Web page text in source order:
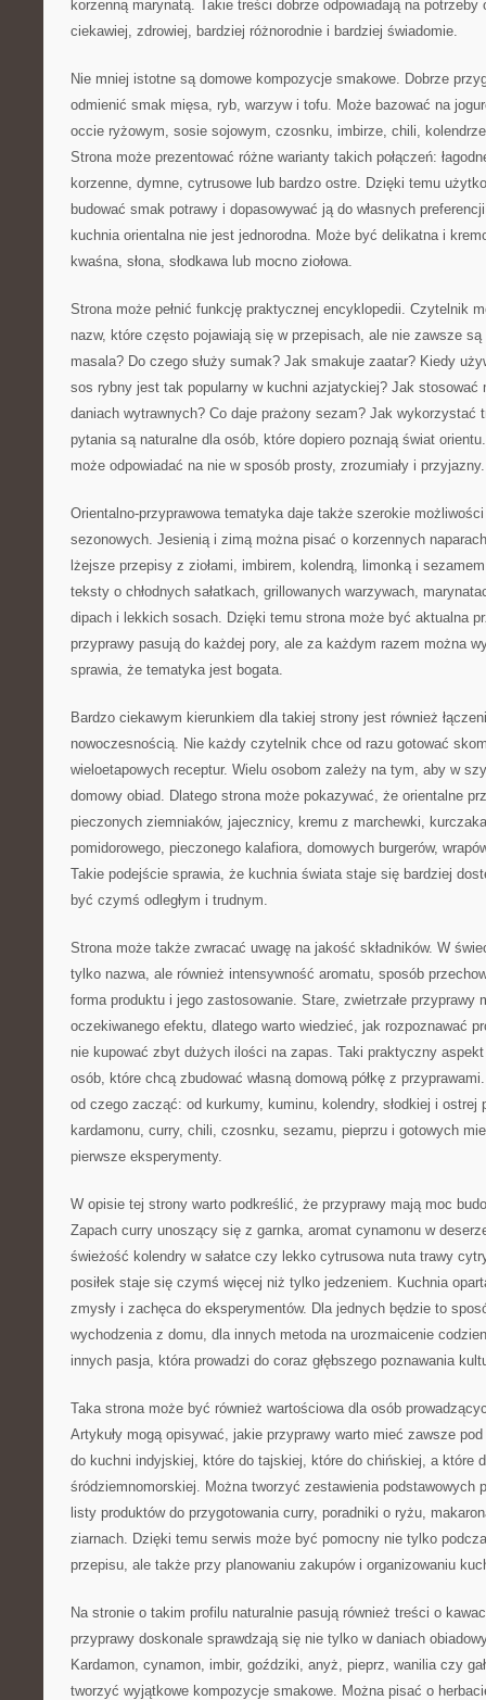
korzenną marynatą. Takie treści dobrze odpowiadają na
ciekawiej, zdrowiej, bardziej różnorodnie i bardziej świadomie.
Nie mniej istotne są domowe kompozycje smakowe. Dobrze
odmienić smak mięsa, ryb, warzyw i tofu. Może bazować na
occie ryżowym, sosie sojowym, czosnku, imbirze, chili,
Strona może prezentować różne warianty takich połączeń:
korzenne, dymne, cytrusowe lub bardzo ostre. Dzięki temu
budować smak potrawy i dopasowywać ją do własnych
kuchnia orientalna nie jest jednorodna. Może być delikatna i
kwaśna, słona, słodkawa lub mocno ziołowa.
Strona może pełnić funkcję praktycznej encyklopedii. Czytelnik
nazw, które często pojawiają się w przepisach, ale nie zawsze
masala? Do czego służy sumak? Jak smakuje zaatar? Kiedy
sos rybny jest tak popularny w kuchni azjatyckiej? Jak stosować
daniach wytrawnych? Co daje prażony sezam? Jak wykorzystać
pytania są naturalne dla osób, które dopiero poznają świat
może odpowiadać na nie w sposób prosty, zrozumiały i przyjazny.
Orientalno-przyprawowa tematyka daje także szerokie
sezonowych. Jesienią i zimą można pisać o korzennych
lżejsze przepisy z ziołami, imbirem, kolendrą, limonką i
teksty o chłodnych sałatkach, grillowanych warzywach,
dipach i lekkich sosach. Dzięki temu strona może być aktualna
przyprawy pasują do każdej pory, ale za każdym razem można
sprawia, że tematyka jest bogata.
Bardzo ciekawym kierunkiem dla takiej strony jest również
nowoczesnością. Nie każdy czytelnik chce od razu gotować
wieloetapowych receptur. Wielu osobom zależy na tym, aby w
domowy obiad. Dlatego strona może pokazywać, że orientalne
pieczonych ziemniaków, jajecznicy, kremu z marchewki,
pomidorowego, pieczonego kalafiora, domowych burgerów,
Takie podejście sprawia, że kuchnia świata staje się bardziej
być czymś odległym i trudnym.
Strona może także zwracać uwagę na jakość składników. W
tylko nazwa, ale również intensywność aromatu, sposób
forma produktu i jego zastosowanie. Stare, zwietrzałe przyprawy
oczekiwanego efektu, dlatego warto wiedzieć, jak rozpoznawać
nie kupować zbyt dużych ilości na zapas. Taki praktyczny
osób, które chcą zbudować własną domową półkę z
od czego zacząć: od kurkumy, kuminu, kolendry, słodkiej i ostrej
kardamonu, curry, chili, czosnku, sezamu, pieprzu i gotowych
pierwsze eksperymenty.
W opisie tej strony warto podkreślić, że przyprawy mają moc
Zapach curry unoszący się z garnka, aromat cynamonu w
świeżość kolendry w sałatce czy lekko cytrusowa nuta trawy
posiłek staje się czymś więcej niż tylko jedzeniem. Kuchnia
zmysły i zachęca do eksperymentów. Dla jednych będzie to
wychodzenia z domu, dla innych metoda na urozmaicenie
innych pasja, która prowadzi do coraz głębszego poznawania
Taka strona może być również wartościowa dla osób
Artykuły mogą opisywać, jakie przyprawy warto mieć zawsze
do kuchni indyjskiej, które do tajskiej, które do chińskiej, a które
śródziemnomorskiej. Można tworzyć zestawienia podstawowych
listy produktów do przygotowania curry, poradniki o ryżu,
ziarnach. Dzięki temu serwis może być pomocny nie tylko
przepisu, ale także przy planowaniu zakupów i organizowaniu
Na stronie o takim profilu naturalnie pasują również treści o
przyprawy doskonale sprawdzają się nie tylko w daniach
Kardamon, cynamon, imbir, goździki, anyż, pieprz, wanilia czy
tworzyć wyjątkowe kompozycje smakowe. Można pisać o